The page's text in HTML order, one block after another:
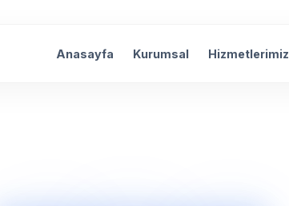
Anasayfa Kurumsal Hizmetlerimiz